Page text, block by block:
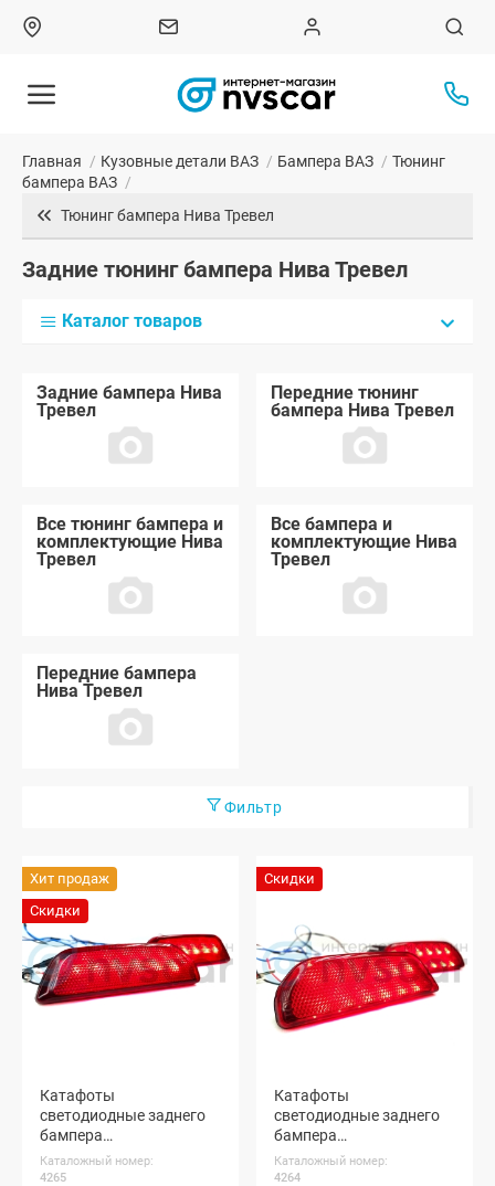
Главная / Кузовные детали ВАЗ / Бампера ВАЗ / Тюнинг
бампера ВАЗ /
Тюнинг бампера Нива Тревел
Задние тюнинг бампера Нива Тревел
Каталог товаров
Задние бампера Нива
Тревел
Передние тюнинг
бампера Нива Тревел
Все тюнинг бампера и
комплектующие Нива
Тревел
Все бампера и
комплектующие Нива
Тревел
Передние бампера
Нива Тревел
Фильтр
Хит продаж
Скидки
Катафоты
светодиодные заднего
бампера
(двухрежимные) Нива
Тревел
Каталожный номер:
4265
Скидки
Катафоты
светодиодные заднего
бампера
(однорежимные) Нива
Тревел
Каталожный номер:
4264